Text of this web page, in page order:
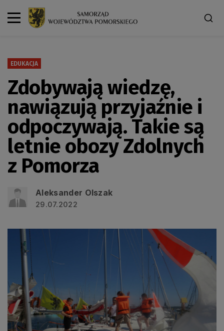
EDUKACJA
Zdobywają wiedzę,
nawiązują przyjaźnie i
odpoczywają. Takie są
letnie obozy Zdolnych
z Pomorza
Aleksander Olszak
29.07.2022